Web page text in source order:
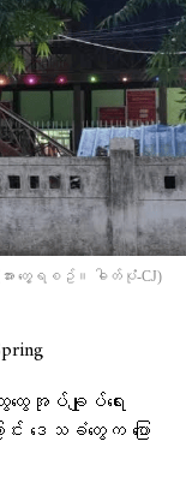
း တွေ့ရစဥ်။ ဓါတ်ပုံံ-CJ)
အုပ်ချုပ်ရေး
း ဒေသခံတွေက ပြော